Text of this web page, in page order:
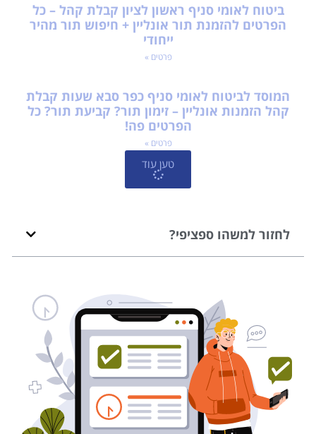
ביטוח לאומי סניף ראשון לציון קבלת קהל – כל
הפרטים להזמנת תור אונליין + חיפוש תור מהיר
ייחודי
פרטים »
המוסד לביטוח לאומי סניף כפר סבא שעות קבלת
קהל הזמנות אונליין – זימון תור? קביעת תור? כל
הפרטים פה!
פרטים »
טען עוד
לחזור למשהו ספציפי?